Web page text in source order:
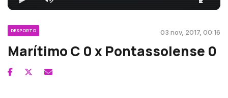
DESPORTO 03 nov, 2017, 00:16
Marítimo C 0 x Pontassolense 0